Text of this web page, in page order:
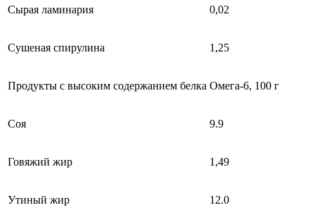
Сырая ламинария 0,02
Сушеная спирулина 1,25
Продукты с высоким содержанием белка Омега-6, 100 г
Соя 9.9
Говяжий жир 1,49
Утиный жир 12.0